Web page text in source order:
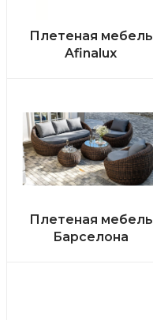
Плетеная мебель
Afinalux
Плетеная мебель
Барселона